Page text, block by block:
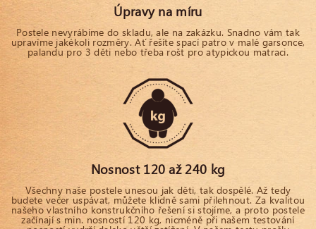
Úpravy na míru
Postele nevyrábíme do skladu, ale na zakázku. Snadno vám tak
upravíme jakékoli rozměry. Ať řešíte spací patro v malé garsonce,
palandu pro 3 děti nebo třeba rošt pro atypickou matraci.
Nosnost 120 až 240 kg
Všechny naše postele unesou jak děti, tak dospělé. Až tedy
budete večer uspávat, můžete klidně sami přilehnout. Za kvalitou
našeho vlastního konstrukčního řešení si stojíme, a proto postele
začínají s min. nosností 120 kg, nicméně při našem testování